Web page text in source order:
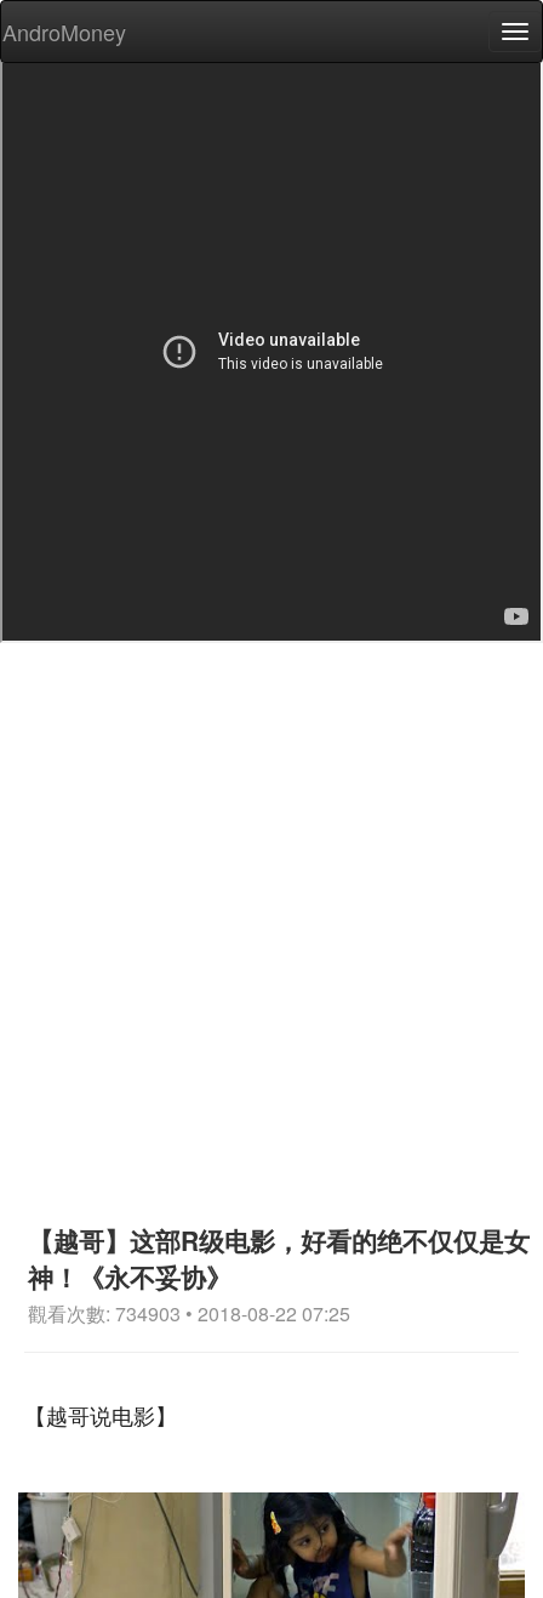
AndroMoney
【越哥】这部R级电影，好看的绝不仅仅是女
神！《永不妥协》
觀看次數: 734903 • 2018-08-22 07:25
【越哥说电影】